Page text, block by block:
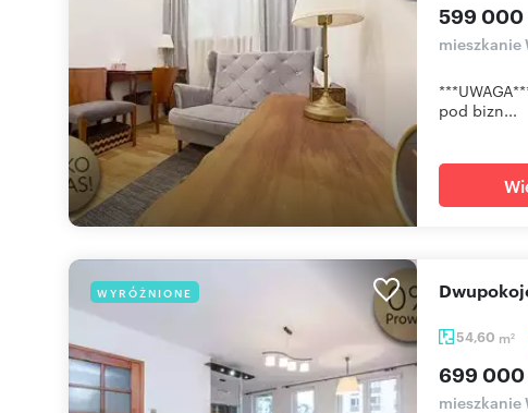
599 000
mieszkanie
pod bizn...
WYRÓŻNIONE
54,60 m2
699 000
mieszkanie